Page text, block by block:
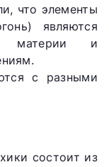
что элементы
являются
материи и
с разными
состоит из